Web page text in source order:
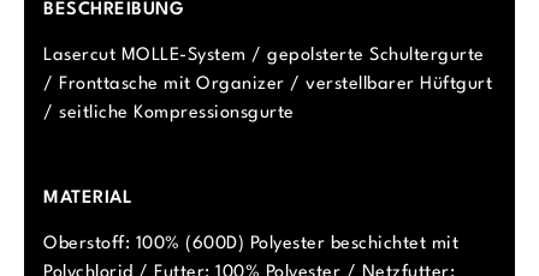
BESCHREIBUNG
Lasercut MOLLE-System / gepolsterte Schultergurte
/ Fronttasche mit Organizer / verstellbarer Hüftgurt
/ seitliche Kompressionsgurte
MATERIAL
Oberstoff: 100% (600D) Polyester beschichtet mit